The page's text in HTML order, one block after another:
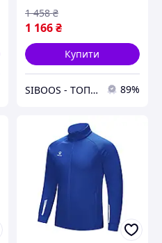
1 166₴
1 458 ₴
Купити
SIBOOS - ТОПові товари за класними цінами :) 89%